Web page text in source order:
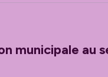
municipale au